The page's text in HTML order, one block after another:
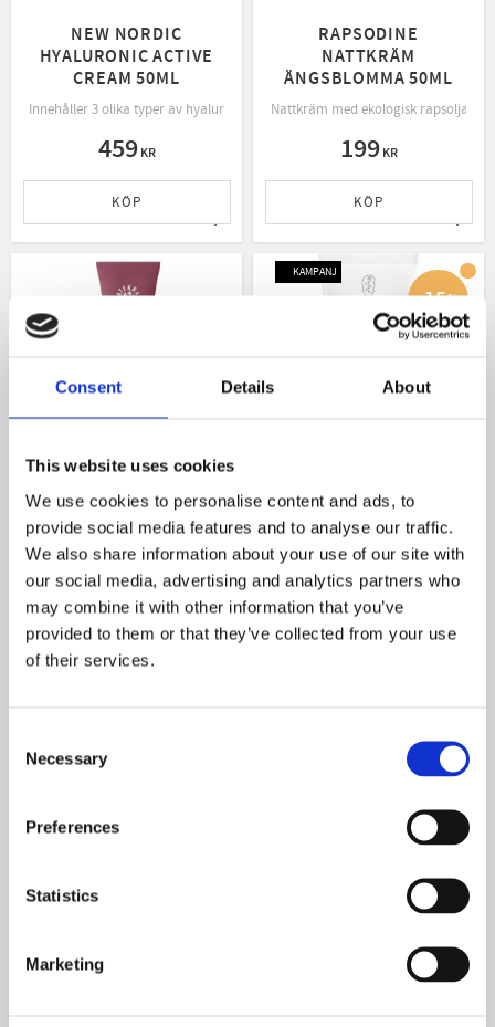
Consent Details About
This website uses cookies
We use cookies to personalise content and ads, to
provide social media features and to analyse our traffic.
We also share information about your use of our site with
our social media, advertising and analytics partners who
may combine it with other information that you’ve
provided to them or that they’ve collected from your use
of their services.
Selection
Necessary
Preferences
Statistics
Marketing
NEW NORDIC
HYALURONIC ACTIVE
CREAM 50ML
Innehåller 3 olika typer av hyaluronsyra
459KR
Lägg till i favoriter
KÖP
RAPSODINE
NATTKRÄM
ÄNGSBLOMMA 50ML
Nattkräm med ekologisk rapsolja
199KR
KÖP
URTEKRAM AGELESS
NIGHT CREAM 50ML
En fukt- och näringsgivande nattkräm med C-vitamin, nyponrosolja och
129
KÖP
WELEDA BALANCING
NIGHT CREAM IRIS
30ML
En naturlig nattkräm till fuktfattig hy
195KR 229
15%
KAMPANJ
WELEDA CONTOURING
WELEDA FIRMING
15%